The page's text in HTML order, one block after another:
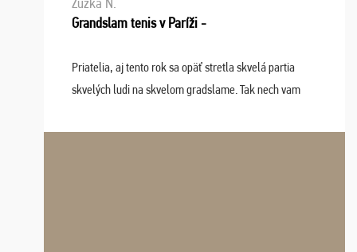
Grandslam tenis v Paríži -
Priatelia, aj tento rok sa opäť stretla skvelá partia
skvelých ludi na skvelom gradslame. Tak nech vam
sa na budúci rok. Prajem vam este veľa ta ...